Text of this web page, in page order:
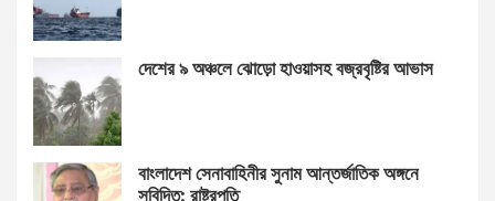
দেশের ৯ অঞ্চলে ঝোড়ো হাওয়াসহ বজ্রবৃষ্টির আভাস
বাংলাদেশ সেনাবাহিনীর সুনাম আন্তর্জাতিক অঙ্গনে
সুবিদিত: রাষ্ট্রপতি